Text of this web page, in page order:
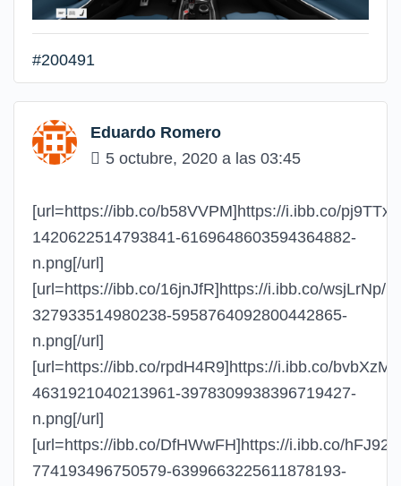
#200491
Eduardo Romero
5 octubre, 2020 a las 03:45
[url=https://ibb.co/b58VVPM]https://i.ibb.co/
1420622514793841-6169648603594364882-
n.png[/url]
[url=https://ibb.co/16jnJfR]https://i.ibb.co/wsjLrNp/
327933514980238-5958764092800442865-
n.png[/url]
[url=https://ibb.co/rpdH4R9]https://i.ibb.co/
4631921040213961-3978309938396719427-
n.png[/url]
[url=https://ibb.co/DfHWwFH]https://i.ibb.co/
774193496750579-6399663225611878193-